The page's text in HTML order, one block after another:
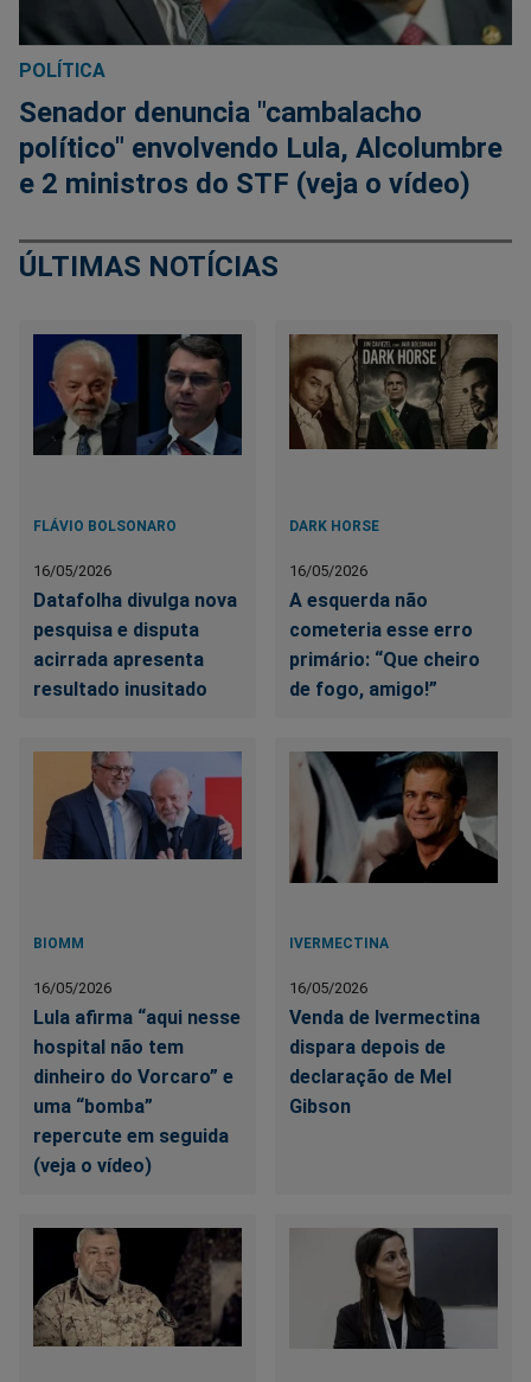
POLÍTICA
Senador denuncia "cambalacho
político" envolvendo Lula, Alcolumbre
e 2 ministros do STF (veja o vídeo)
ÚLTIMAS NOTÍCIAS
FLÁVIO BOLSONARO
16/05/2026
Datafolha divulga nova
pesquisa e disputa
acirrada apresenta
resultado inusitado
DARK HORSE
16/05/2026
A esquerda não
cometeria esse erro
primário: “Que cheiro
de fogo, amigo!”
BIOMM
16/05/2026
Lula afirma “aqui nesse
hospital não tem
dinheiro do Vorcaro” e
uma “bomba”
repercute em seguida
(veja o vídeo)
IVERMECTINA
16/05/2026
Venda de Ivermectina
dispara depois de
declaração de Mel
Gibson